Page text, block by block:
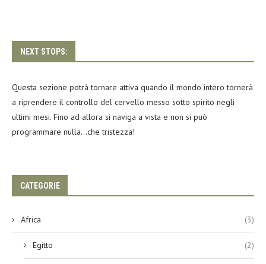
NEXT STOPS:
Questa sezione potrà tornare attiva quando il mondo intero tornerà
a riprendere il controllo del cervello messo sotto spirito negli
ultimi mesi. Fino ad allora si naviga a vista e non si può
programmare nulla…che tristezza!
CATEGORIE
Africa (3)
Egitto (2)